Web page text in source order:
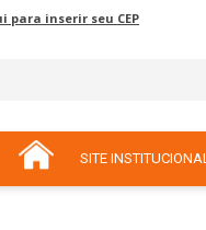
para inserir seu CEP
SITE INSTITUCIONAL